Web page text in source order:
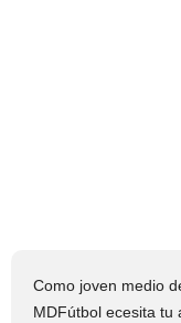
Como joven medio
MDFútbol ecesita tu